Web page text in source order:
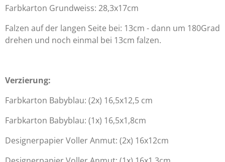
Farbkarton Grundweiss: 28,3x17cm
Falzen auf der langen Seite bei: 13cm - dann um 180Grad
drehen und noch einmal bei 13cm falzen.
Verzierung:
Farbkarton Babyblau: (2x) 16,5x12,5 cm
Farbkarton Babyblau: (1x) 16,5x1,8cm
Designerpapier Voller Anmut: (2x) 16x12cm